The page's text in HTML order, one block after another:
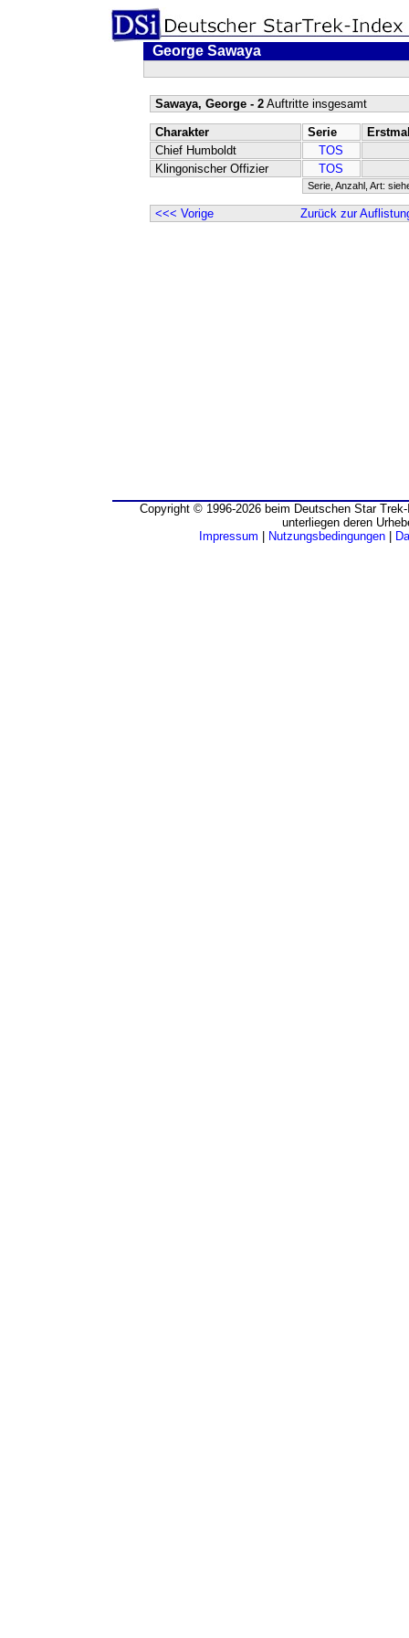
George Sawaya
Sawaya, George - 2Auftritte insgesamt
Charakter Serie
Chief Humboldt
TOS
Klingonischer Offizier
TOS
Serie, Anzahl, Art:
<<< Vorige Zurück zur
Copyright © 1996-2026 beim Deutschen Star
unterliegen deren
Impressum
Nutzungsbedingungen